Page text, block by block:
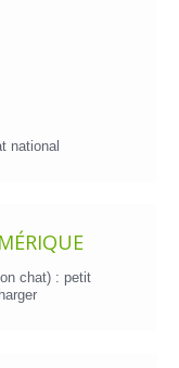
national
chat) : petit